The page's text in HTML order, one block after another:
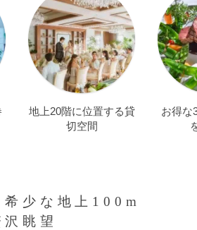
地上20階に位置する貸
切空間
お得な
希少な地上100m
眺望